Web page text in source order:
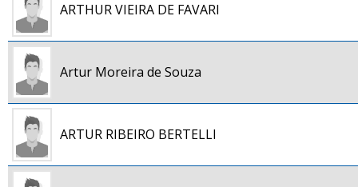
ARTHUR VIEIRA DE FAVARI
Artur Moreira de Souza
ARTUR RIBEIRO BERTELLI